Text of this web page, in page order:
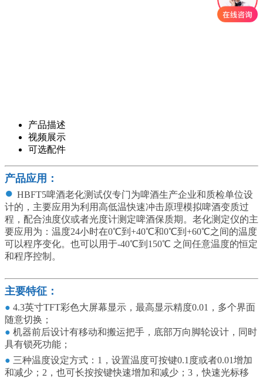
产品描述
视频展示
可选配件
产品应用：
● HBFT5啤酒老化测试仪专门为啤酒生产企业和质检单位设
计的，主要应用为利用高低温快速冲击原理模拟啤酒变质过
程，配合浊度仪或者光度计测定啤酒保质期。老化测定仪的主
要应用为：温度24小时在0℃到+40℃和0℃到+60℃之间的温度
可以程序变化。也可以用于-40℃到150℃ 之间任意温度的恒定
和程序控制。
主要特征：
● 4.3英寸TFT彩色大屏幕显示，最高显示精度0.01，多个界面
随意切换；
● 机器前后设计有移动和搬运把手，底部万向脚轮设计，同时
具有锁死功能；
● 三种温度设定方式：1，设置温度可按键0.1度或者0.01增加
和减少；2，也可长按按键快速增加和减少；3，快速光标移